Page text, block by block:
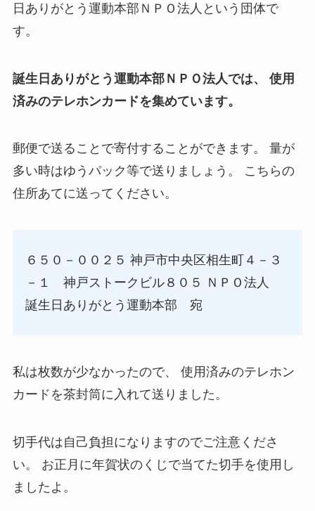
日ありがとう運動本部ＮＰＯ法人という団体で
す。
誕生日ありがとう運動本部ＮＰＯ法人では、
使用
済みのテレホンカードを集めています。
郵便で送ることで寄付することができます。
量が
多い時はゆうパック等で送りましょう。
こちらの
住所あてに送ってください。
６５０－００２５ 神戸市中央区相生町４－３
－１ 神戸ストークビル８０５
ＮＰＯ法人
誕生日ありがとう運動本部 宛
私は枚数が少なかったので、
使用済みのテレホン
カードを茶封筒に入れて送りました。
切手代は自己負担になりますのでご注意くださ
い。
お正月に年賀状のくじで当てた切手を使用し
ましたよ。